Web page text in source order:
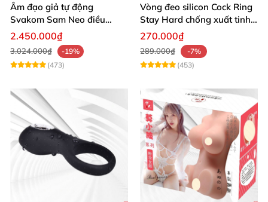
Âm đạo giả tự động
Svakom Sam Neo điều
khiển app webcam cao cấp
2.450.000₫
3.024.000₫
-19%
(473)
Vòng đeo silicon Cock Ring
Stay Hard chống xuất tinh
sớm
270.000₫
289.000₫
-7%
(453)